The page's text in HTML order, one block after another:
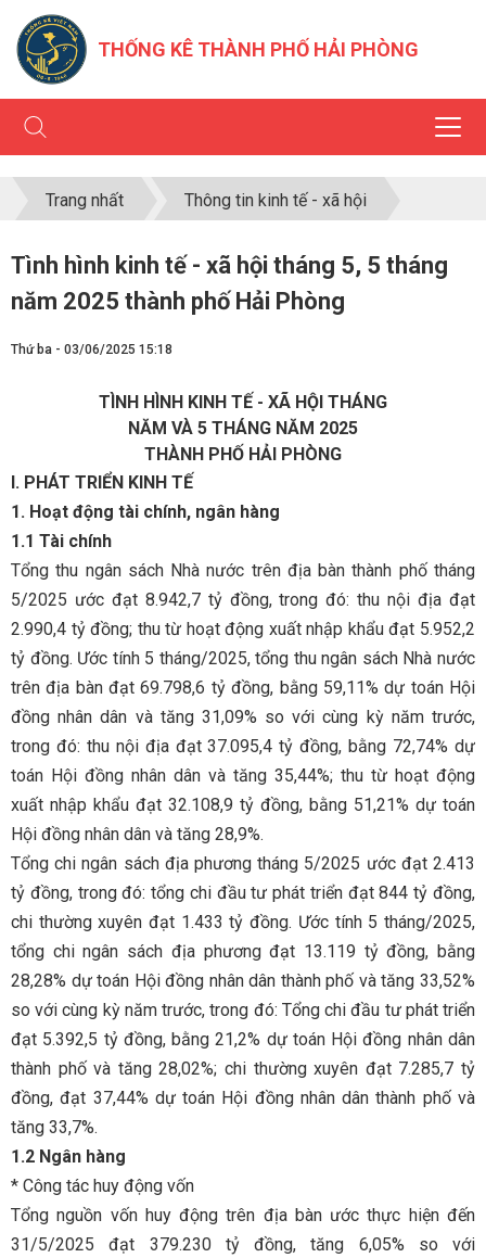
THỐNG KÊ THÀNH PHỐ HẢI PHÒNG
Trang nhất Thông tin kinh tế - xã hội
Tình hình kinh tế - xã hội tháng 5, 5 tháng
năm 2025 thành phố Hải Phòng
Thứ ba - 03/06/2025 15:18
TÌNH HÌNH KINH TẾ - XÃ HỘI THÁNG
NĂM VÀ 5 THÁNG NĂM 2025
THÀNH PHỐ HẢI PHÒNG
I. PHÁT TRIỂN KINH TẾ
1. Hoạt động tài chính, ngân hàng
1.1 Tài chính
Tổng thu ngân sách Nhà nước trên địa bàn thành phố tháng
5/2025 ước đạt 8.942,7 tỷ đồng, trong đó: thu nội địa đạt
2.990,4 tỷ đồng; thu từ hoạt động xuất nhập khẩu đạt 5.952,2
tỷ đồng. Ước tính 5 tháng/2025, tổng thu ngân sách Nhà nước
trên địa bàn đạt 69.798,6 tỷ đồng, bằng 59,11% dự toán Hội
đồng nhân dân và tăng 31,09% so với cùng kỳ năm trước,
trong đó: thu nội địa đạt 37.095,4 tỷ đồng, bằng 72,74% dự
toán Hội đồng nhân dân và tăng 35,44%; thu từ hoạt động
xuất nhập khẩu đạt 32.108,9 tỷ đồng, bằng 51,21% dự toán
Hội đồng nhân dân và tăng 28,9%.
Tổng chi ngân sách địa phương tháng 5/2025 ước đạt 2.413
tỷ đồng, trong đó: tổng chi đầu tư phát triển đạt 844 tỷ đồng,
chi thường xuyên đạt 1.433 tỷ đồng. Ước tính 5 tháng/2025,
tổng chi ngân sách địa phương đạt 13.119 tỷ đồng, bằng
28,28% dự toán Hội đồng nhân dân thành phố và tăng 33,52%
so với cùng kỳ năm trước, trong đó: Tổng chi đầu tư phát triển
đạt 5.392,5 tỷ đồng, bằng 21,2% dự toán Hội đồng nhân dân
thành phố và tăng 28,02%; chi thường xuyên đạt 7.285,7 tỷ
đồng, đạt 37,44% dự toán Hội đồng nhân dân thành phố và
tăng 33,7%.
1.2 Ngân hàng
* Công tác huy động vốn
Tổng nguồn vốn huy động trên địa bàn ước thực hiện đến
31/5/2025 đạt 379.230 tỷ đồng, tăng 6,05% so với